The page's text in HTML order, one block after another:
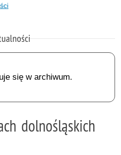
się w archiwum.
dolnośląskich